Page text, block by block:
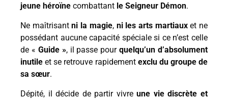
jeune héroïne combattant le Seigneur Démon.
Ne maîtrisantni la magie, ni les arts martiauxet ne
possédant aucune capacité spéciale si ce n’est celle
de « Guide », il passe pourquelqu’un d’absolument
inutile et se retrouve rapidement exclu du groupe de
sa sœur.
Dépité, il décide de partir vivreune vie discrète et